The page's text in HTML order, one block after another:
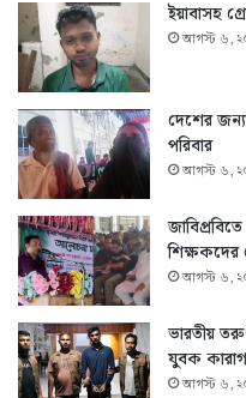
ইয়াবাসহ
আগস্ট ৬,
দেশের
পরিবার
আগস্ট ৬,
শিক্ষকদের
আগস্ট ৬,
ভারতীয়
যুবক
আগস্ট ৬,